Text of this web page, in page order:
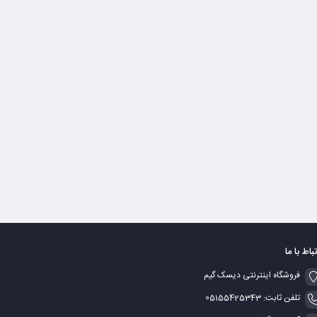
با ما
فروشگاه اینترنتی دیسک گیم
تلفن ثابت: 05155425343